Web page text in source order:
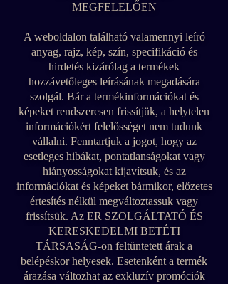
MEGFELELŐEN
A weboldalon található valamennyi leíró
anyag, rajz, kép, szín, specifikáció és
hirdetés kizárólag a termékek
hozzávetőleges leírásának megadására
szolgál. Bár a termékinformációkat és
képeket rendszeresen frissítjük, a helytelen
információkért felelősséget nem tudunk
vállalni. Fenntartjuk a jogot, hogy az
esetleges hibákat, pontatlanságokat vagy
hiányosságokat kijavítsuk, és az
információkat és képeket bármikor, előzetes
értesítés nélkül megváltoztassuk vagy
frissítsük. Az ER SZOLGÁLTATÓ ÉS
KERESKEDELMI BETÉTI
TÁRSASÁG-on feltüntetett árak a
belépéskor helyesek. Esetenként a termék
árazása változhat az exkluzív promóciók